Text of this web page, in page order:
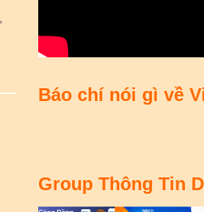
Báo chí nói gì về
Group Thông Tin